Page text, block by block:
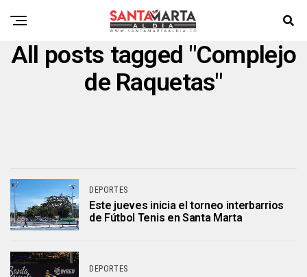
All posts tagged "Complejo
de Raquetas"
DEPORTES
Este jueves inicia el torneo interbarrios
de Fútbol Tenis en Santa Marta
DEPORTES